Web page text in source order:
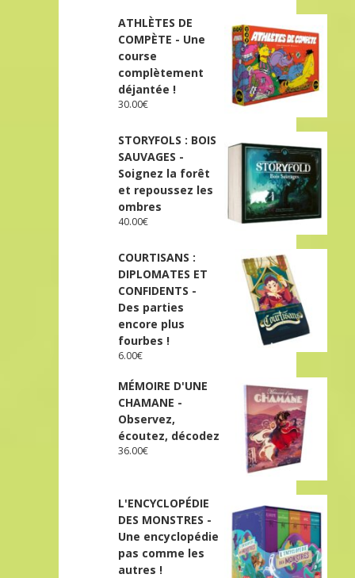
ATHLÈTES DE
COMPÈTE - Une
course
complètement
déjantée !
30.00€
STORYFOLS : BOIS
SAUVAGES -
Soignez la forêt
et repoussez les
ombres
40.00€
COURTISANS :
DIPLOMATES ET
CONFIDENTS -
Des parties
encore plus
fourbes !
6.00€
MÉMOIRE D'UNE
CHAMANE -
Observez,
écoutez, décodez
36.00€
L'ENCYCLOPÉDIE
DES MONSTRES -
Une encyclopédie
pas comme les
autres !